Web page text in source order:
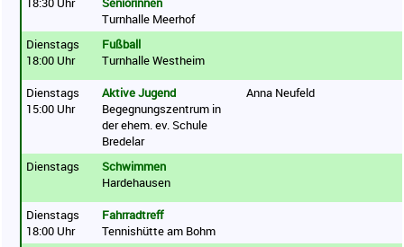
Turnhalle Meerhof
Dienstags
18:00 Uhr
Fußball
Turnhalle Westheim
Dienstags
15:00 Uhr
Aktive Jugend
Begegnungszentrum in
der ehem. ev. Schule
Bredelar
Anna Neufeld
Dienstags
Schwimmen
Hardehausen
Dienstags
18:00 Uhr
Fahrradtreff
Tennishütte am Bohm